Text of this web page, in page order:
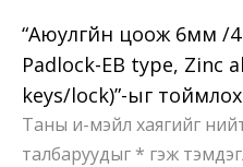
“Аюулгүйн цоож 6мм /
Padlock-EB type, Zinc
keys/lock)”-ыг тоймлох
Таны и-мэйл хаягийг
талбаруудыг * гэж